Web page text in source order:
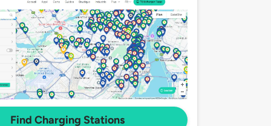
Find Charging Stations